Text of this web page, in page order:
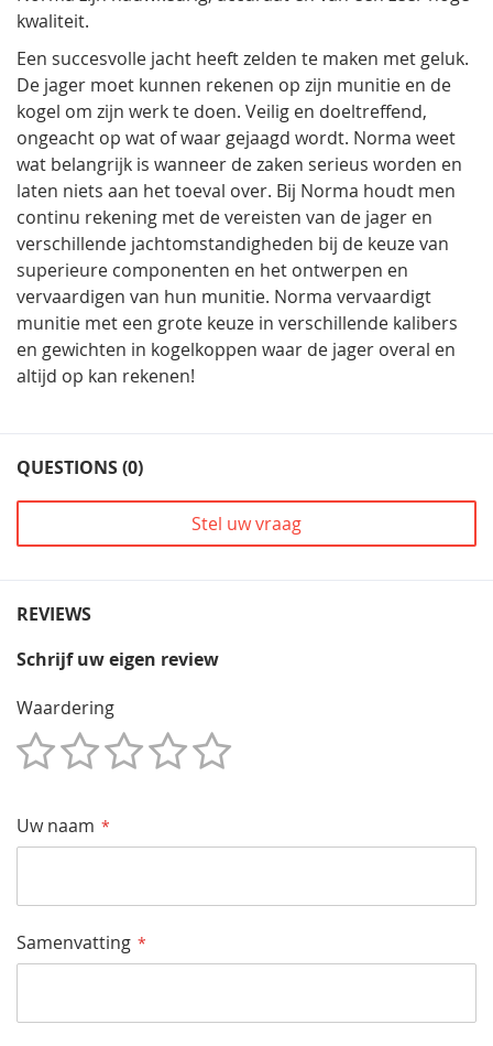
kwaliteit.
Een succesvolle jacht heeft zelden te maken met geluk.
De jager moet kunnen rekenen op zijn munitie en de
kogel om zijn werk te doen. Veilig en doeltreffend,
ongeacht op wat of waar gejaagd wordt. Norma weet
wat belangrijk is wanneer de zaken serieus worden en
laten niets aan het toeval over. Bij Norma houdt men
continu rekening met de vereisten van de jager en
verschillende jachtomstandigheden bij de keuze van
superieure componenten en het ontwerpen en
vervaardigen van hun munitie. Norma vervaardigt
munitie met een grote keuze in verschillende kalibers
en gewichten in kogelkoppen waar de jager overal en
altijd op kan rekenen!
QUESTIONS (0)
Stel uw vraag
REVIEWS
Schrijf uw eigen review
Waardering
Uw naam
Samenvatting